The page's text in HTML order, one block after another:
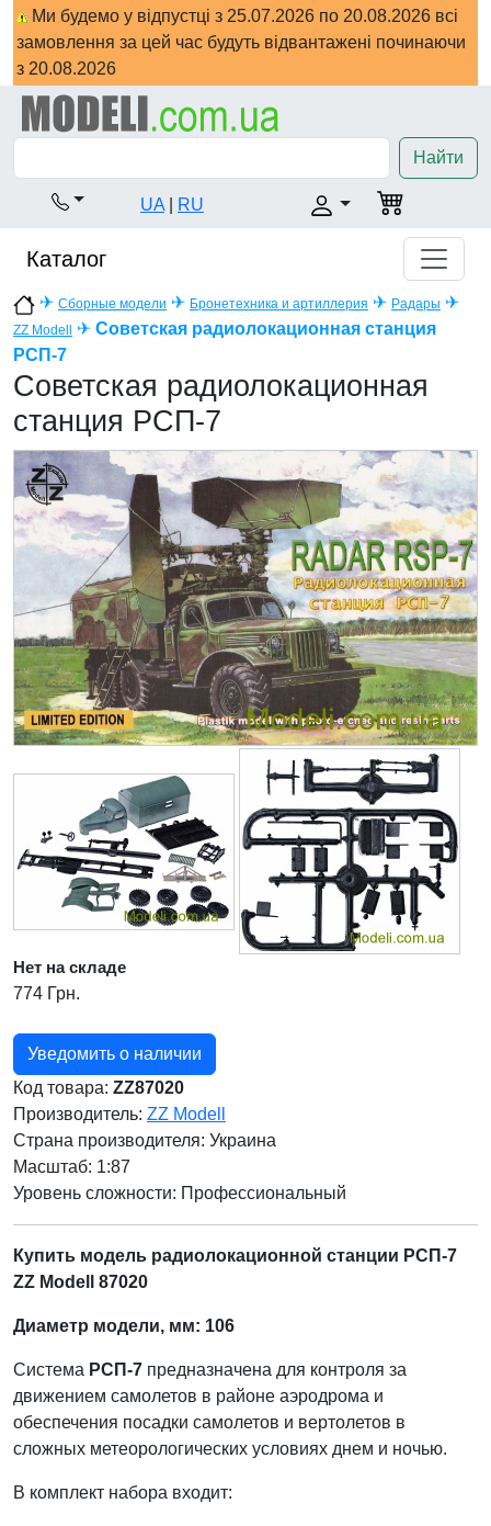
Ми будемо у відпустці з 25.07.2026 по 20.08.2026 всі
замовлення за цей час будуть відвантажені починаючи
з 20.08.2026
Найти
UA RU
Каталог
✈ Сборные модели ✈ Бронетехника и артиллерия ✈ Радары ✈
ZZ Modell ✈ Советская радиолокационная станция
РСП-7
Советская радиолокационная
станция РСП-7
Нет на складе
774 Грн.
Уведомить о наличии
Код товара: ZZ87020
Производитель: ZZ Modell
Страна производителя: Украина
Масштаб: 1:87
Уровень сложности: Профессиональный
Купить модель радиолокационной станции РСП-7
ZZ Modell 87020
Диаметр модели, мм: 106
Система РСП-7 предназначена для контроля за
движением самолетов в районе аэродрома и
обеспечения посадки самолетов и вертолетов в
сложных метеорологических условиях днем и ночью.
В комплект набора входит: